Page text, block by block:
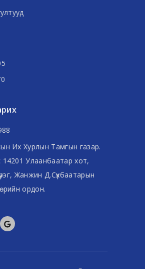
Их Хурлын Тамгын газар.
Улаанбаатар хот,
Жанжин Д.Сүхбаатарын
ордон.